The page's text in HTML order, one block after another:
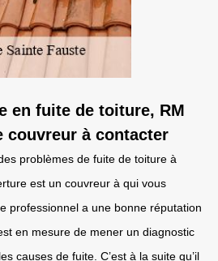
en fuite de toiture, RM
couvreur à contacter
problèmes de fuite de toiture à
est un couvreur à qui vous
professionnel a une bonne réputation
en mesure de mener un diagnostic
causes de fuite. C’est à la suite qu’il